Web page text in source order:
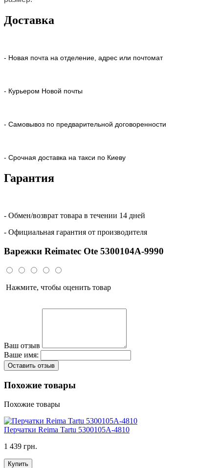
Доставка
- Новая почта на отделение, адрес или почтомат
- Курьером Новой почты
- Самовывоз по предварительной договоренности
- Срочная доставка на такси по Киеву
Гарантия
- Обмен/возврат товара в течении 14 дней
- Официальная гарантия от производителя
Варежки Reimatec Ote 5300104A-9990
Нажмите, чтобы оценить товар
Ваш отзыв
Ваше имя:
Оставить отзыв
Похожие товары
Похожие товары
Перчатки Reima Tartu 5300105A-4810
1 439 грн.
Купить